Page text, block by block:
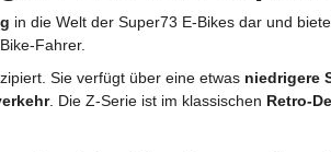
in die Welt der Super73 E-Bikes dar und
Fahrer.
Sie verfügt über eine etwas niedrigere
. Die Z-Serie ist im klassischen Retro-